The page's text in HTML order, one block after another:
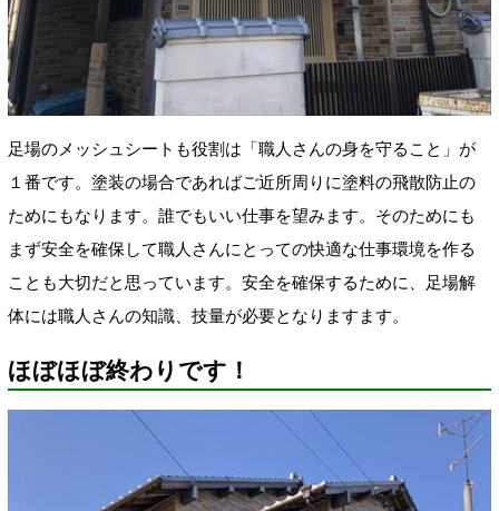
足場のメッシュシートも役割は「職人さんの身を守ること」が
１番です。塗装の場合であればご近所周りに塗料の飛散防止の
ためにもなります。誰でもいい仕事を望みます。そのためにも
まず安全を確保して職人さんにとっての快適な仕事環境を作る
ことも大切だと思っています。安全を確保するために、足場解
体には職人さんの知識、技量が必要となりますます。
ほぼほぼ終わりです！